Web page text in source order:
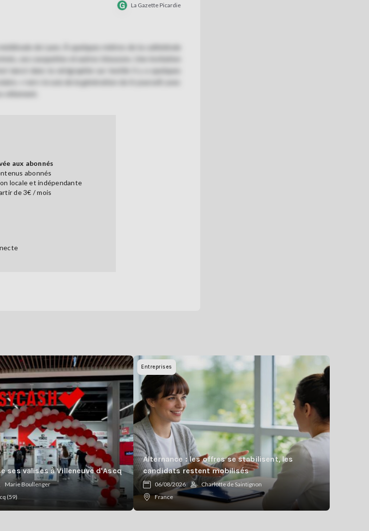
La Gazette Picardie
de Laon. À quelques mètres de la cathédrale
ses casquettes et autres blousons. Une invitation
lancé dans la sérigraphie sur textile il y a quelques
«<em>Je suis de la génération do it yourself, avec
vêtement.
aux abonnés
abonnés
locale et indépendante
de 3€ / mois
ses valises à Villeneuve d'Ascq
Marie Boullenger
(59)
Entreprises
Alternance : les offres se stabilisent, les
candidats restent mobilisés
06/08/2026
Charlotte de Saintignon
France